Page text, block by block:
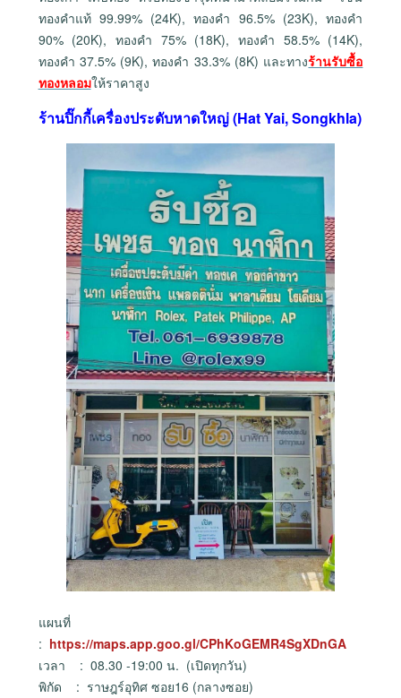
ทองคำแท้ 99.99% (24K), ทองคำ 96.5% (23K), ทองคำ
90% (20K), ทองคำ 75% (18K), ทองคำ 58.5% (14K),
ทองคำ 37.5% (9K), ทองคำ 33.3% (8K) และทางร้านรับซื้อ
ทองหลอมให้ราคาสูง
ร้านปิ๊กกี้เครื่องประดับหาดใหญ่ (Hat Yai, Songkhla)
แผนที่
: https://maps.app.goo.gl/CPhKoGEMR4SgXDnGA
เวลา : 08.30 -19:00 น. (เปิดทุกวัน)
พิกัด : ราษฎร์อุทิศ ซอย16 (กลางซอย)